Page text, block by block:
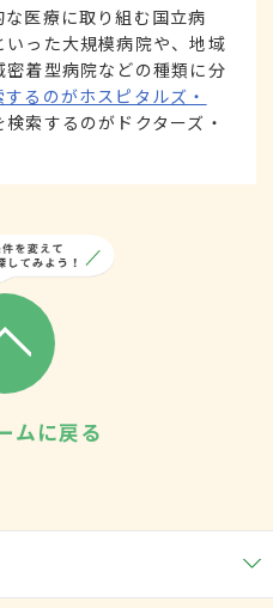
医療に取り組む国立病
った大規模病院や、地域
着型病院などの種類に分
するのがホスピタルズ・
索するのがドクターズ・
ムに戻る